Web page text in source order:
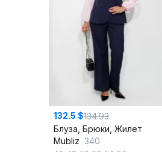
132.5 $134.93
Блуза, Брюки, Жилет
Mubliz 340